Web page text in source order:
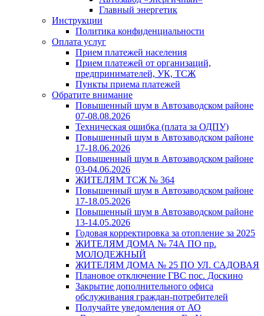
Главный энергетик
Инструкции
Политика конфиденциальности
Оплата услуг
Прием платежей населения
Прием платежей от организаций,
предпринимателей, УК, ТСЖ
Пункты приема платежей
Обратите внимание
Повышенный шум в Автозаводском районе
07-08.08.2026
Техническая ошибка (плата за ОДПУ)
Повышенный шум в Автозаводском районе
17-18.06.2026
Повышенный шум в Автозаводском районе
03-04.06.2026
ЖИТЕЛЯМ ТСЖ № 364
Повышенный шум в Автозаводском районе
17-18.05.2026
Повышенный шум в Автозаводском районе
13-14.05.2026
Годовая корректировка за отопление за 2025
ЖИТЕЛЯМ ДОМА № 74А ПО пр.
МОЛОДЕЖНЫЙ
ЖИТЕЛЯМ ДОМА № 25 ПО УЛ. САДОВАЯ
Плановое отключение ГВС пос. Доскино
Закрытие дополнительного офиса
обслуживания граждан-потребителей
Получайте уведомления от АО